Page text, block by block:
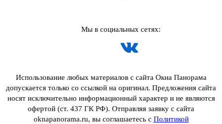
Мы в социальных сетях:
Использование любых материалов с сайта Окна Панорама
допускается только со ссылкой на оригинал. Предложения сайта
носят исключительно информационный характер и не являются
офертой (ст. 437 ГК РФ). Отправляя заявку с сайта
oknapanorama.ru, вы соглашаетесь с Политикой